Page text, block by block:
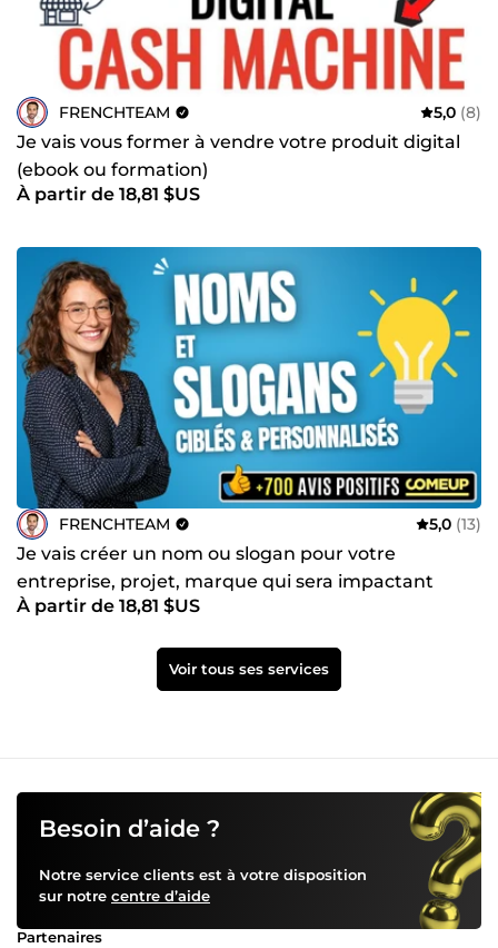
FRENCHTEAM 5,0 (8)
Je vais vous former à vendre votre produit digital
(ebook ou formation)
À partir de 18,81 $US
FRENCHTEAM 5,0 (13)
Je vais créer un nom ou slogan pour votre
entreprise, projet, marque qui sera impactant
À partir de 18,81 $US
Voir tous ses services
Besoin d’aide ?
Notre service clients est à votre disposition
sur notre centre d’aide
Partenaires